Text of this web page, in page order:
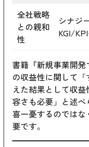
全社戦略
との親和
性
シナジ
KGI/
書籍『新規事業開
の収益性に関して
えた結果として収
容さも必要」と述
喜一憂するのでは
要です。